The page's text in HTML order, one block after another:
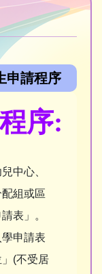
申請程序
序:
中心、
組或區
表」。
申請表
(不受居